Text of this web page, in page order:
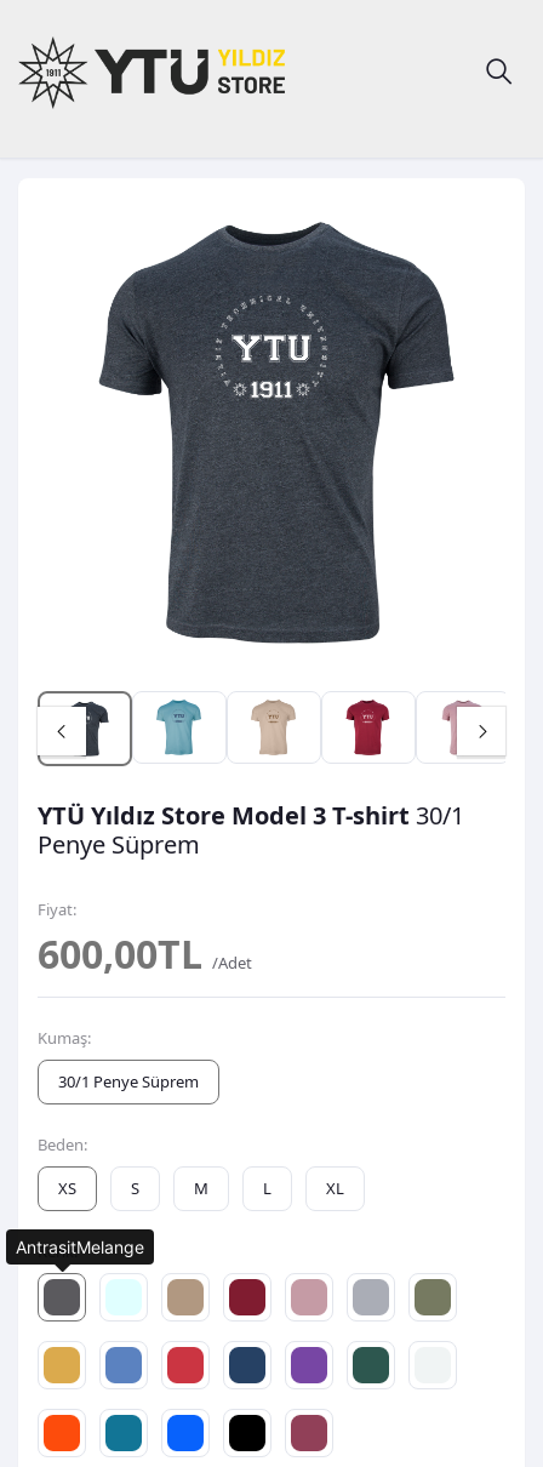
YTÜ Yıldız Store Model 3 T-shirt 30/1
Penye Süprem
Fiyat:
600,00TL /Adet
Kumaş:
30/1 Penye Süprem
Beden:
XS
S M L XL
Renk:
AntrasitMelange